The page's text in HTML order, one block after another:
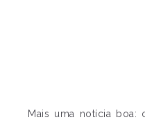
Mais uma notícia boa: